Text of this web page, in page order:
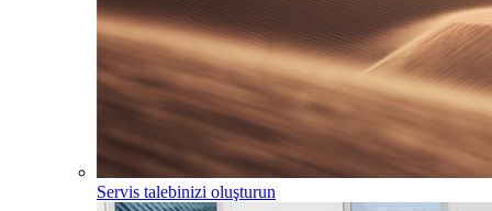
Servis talebinizi oluşturun